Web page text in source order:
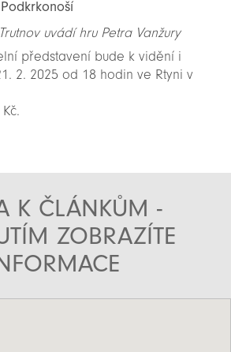
uvádí hru Petra Vanžury
představení bude k vidění i
2. 2025 od 18 hodin ve Rtyni v
K ČLÁNKŮM -
ZOBRAZÍTE